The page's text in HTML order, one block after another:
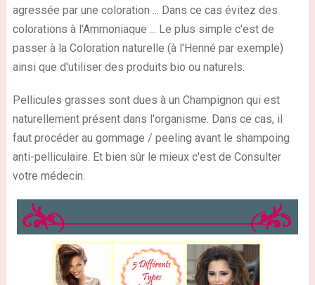
agressée par une coloration ... Dans ce cas évitez des
colorations à l'Ammoniaque ... Le plus simple c'est de
passer à la Coloration naturelle (à l'Henné par exemple)
ainsi que d'utiliser des produits bio ou naturels.
Pellicules grasses sont dues à un Champignon qui est
naturellement présent dans l'organisme. Dans ce cas, il
faut procéder au gommage / peeling avant le shampoing
anti-pelliculaire. Et bien sûr le mieux c'est de Consulter
votre médecin.